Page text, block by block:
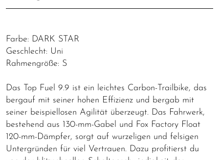
Farbe: DARK STAR
Geschlecht: Uni
Rahmengröße: S
Das Top Fuel 9.9 ist ein leichtes Carbon-Trailbike, das
bergauf mit seiner hohen Effizienz und bergab mit
seiner beispiellosen Agilität überzeugt. Das Fahrwerk,
bestehend aus 130-mm-Gabel und Fox Factory Float
120-mm-Dämpfer, sorgt auf wurzeligen und felsigen
Untergründen für viel Vertrauen. Dazu profitierst du